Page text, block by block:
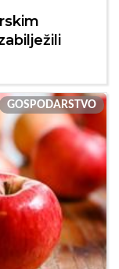
GOSPODARSTVO